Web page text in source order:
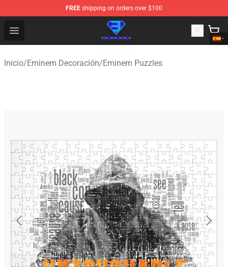
FREE shipping on orders over $100
Open menu
Eminem Store - Official Eminem Merchandise Shop
Inicio/Eminem Decoración/Eminem Puzzles